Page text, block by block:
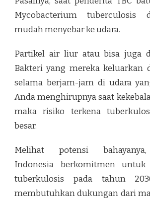
Mycobacterium tuberculosis
mudah menyebar ke udara.
Partikel air liur atau bisa juga
Bakteri yang mereka keluarkan
selama berjam-jam di udara
Anda menghirupnya saat
maka risiko terkena
besar.
Melihat potensi
Indonesia berkomitmen untuk
tuberkulosis pada tahun
membutuhkan dukungan dari